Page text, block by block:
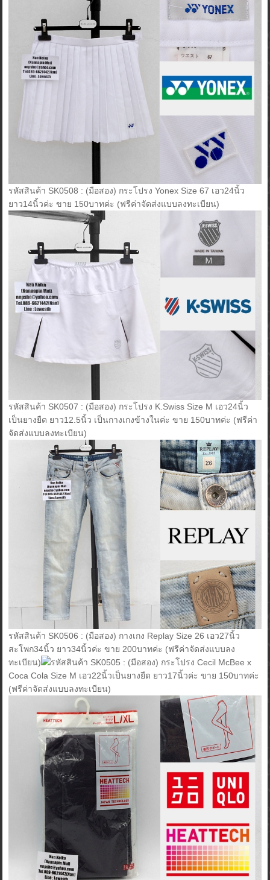
รหัสสินค้า SK0508 : (มือสอง) กระโปรง Yonex Size 67 เอว24นิ้ว
ยาว14นิ้วค่ะ ขาย 150บาทค่ะ (ฟรีค่าจัดส่งแบบลงทะเบียน)
รหัสสินค้า SK0507 : (มือสอง) กระโปรง K.Swiss Size M เอว24นิ้ว
เป็นยางยืด ยาว12.5นิ้ว เป็นกางเกงข้างในค่ะ ขาย 150บาทค่ะ (ฟรีค่า
จัดส่งแบบลงทะเบียน)
รหัสสินค้า SK0506 : (มือสอง) กางเกง Replay Size 26 เอว27นิ้ว
สะโพก34นิ้ว ยาว34นิ้วค่ะ ขาย 200บาทค่ะ (ฟรีค่าจัดส่งแบบลง
ทะเบียน)
รหัสสินค้า SK0505 : (มือสอง) กระโปรง Cecil McBee x
Coca Cola Size M เอว22นิ้วเป็นยางยืด ยาว17นิ้วค่ะ ขาย 150บาทค่ะ
(ฟรีค่าจัดส่งแบบลงทะเบียน)